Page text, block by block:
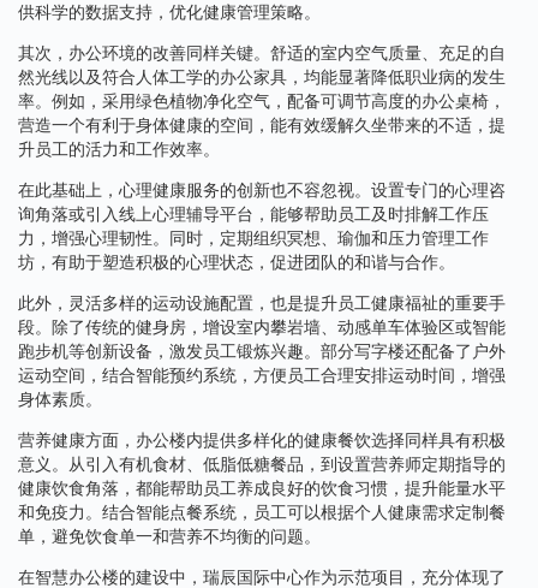
供科学的数据支持，优化健康管理策略。
其次，办公环境的改善同样关键。舒适的室内空气质量、充足的自
然光线以及符合人体工学的办公家具，均能显著降低职业病的发生
率。例如，采用绿色植物净化空气，配备可调节高度的办公桌椅，
营造一个有利于身体健康的空间，能有效缓解久坐带来的不适，提
升员工的活力和工作效率。
在此基础上，心理健康服务的创新也不容忽视。设置专门的心理咨
询角落或引入线上心理辅导平台，能够帮助员工及时排解工作压
力，增强心理韧性。同时，定期组织冥想、瑜伽和压力管理工作
坊，有助于塑造积极的心理状态，促进团队的和谐与合作。
此外，灵活多样的运动设施配置，也是提升员工健康福祉的重要手
段。除了传统的健身房，增设室内攀岩墙、动感单车体验区或智能
跑步机等创新设备，激发员工锻炼兴趣。部分写字楼还配备了户外
运动空间，结合智能预约系统，方便员工合理安排运动时间，增强
身体素质。
营养健康方面，办公楼内提供多样化的健康餐饮选择同样具有积极
意义。从引入有机食材、低脂低糖餐品，到设置营养师定期指导的
健康饮食角落，都能帮助员工养成良好的饮食习惯，提升能量水平
和免疫力。结合智能点餐系统，员工可以根据个人健康需求定制餐
单，避免饮食单一和营养不均衡的问题。
在智慧办公楼的建设中，瑞辰国际中心作为示范项目，充分体现了